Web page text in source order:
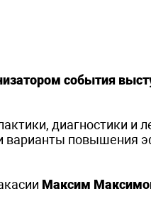
события
диагностики и
варианты повышения
Максим